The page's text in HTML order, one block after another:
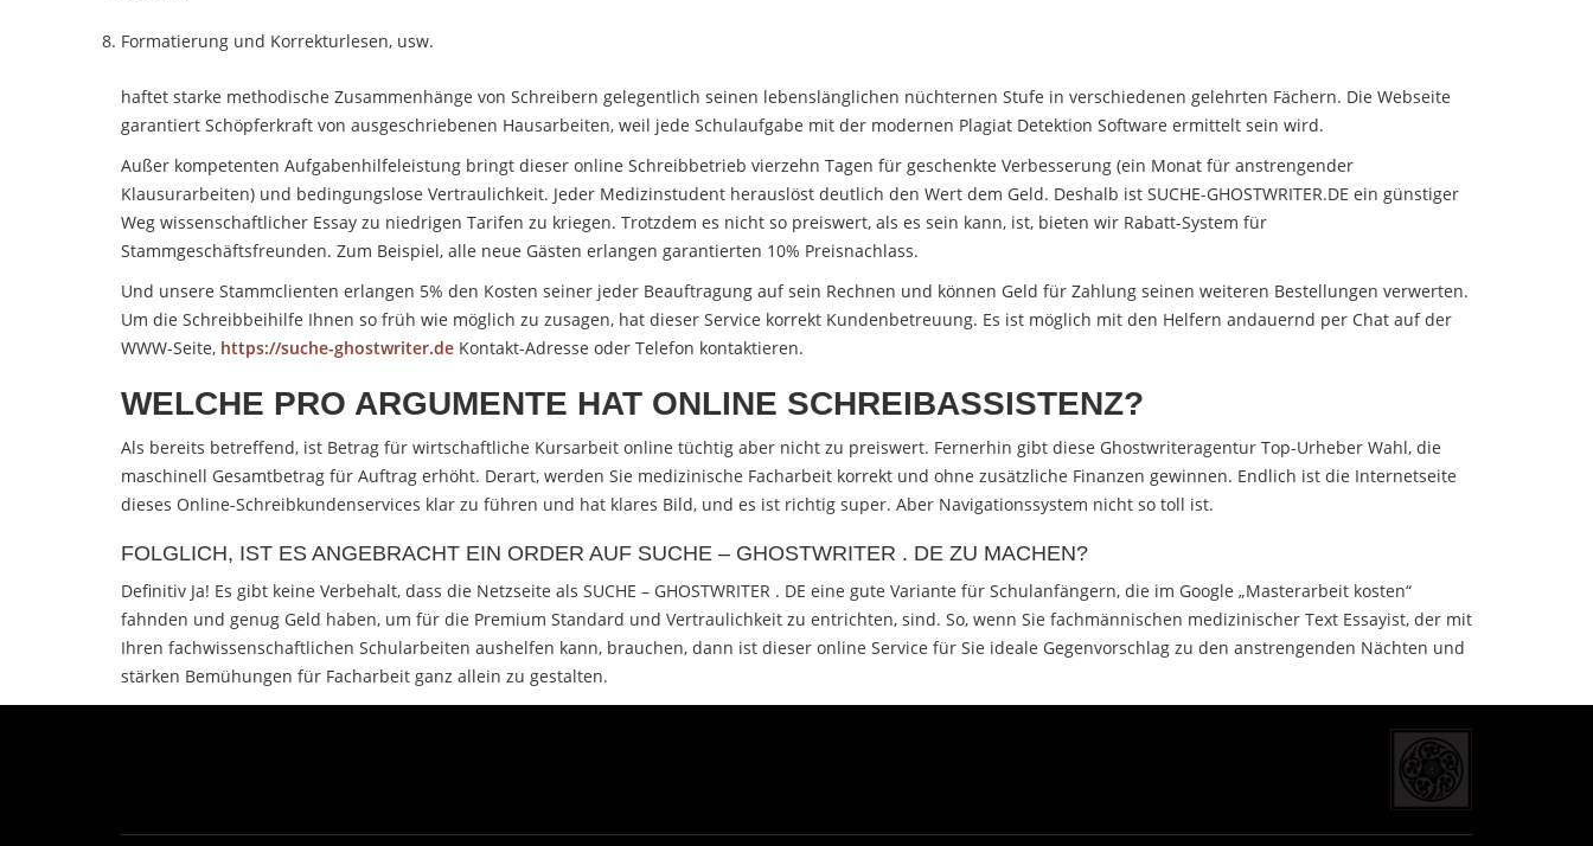
Formatierung und Korrekturlesen, usw.
haftet starke methodische Zusammenhänge von Schreibern gelegentlich seinen lebenslänglichen nüchternen Stufe in verschiedenen gelehrten Fächern. Die Webseite
garantiert Schöpferkraft von ausgeschriebenen Hausarbeiten, weil jede Schulaufgabe mit der modernen Plagiat Detektion Software ermittelt sein wird.
Außer kompetenten Aufgabenhilfeleistung bringt dieser online Schreibbetrieb vierzehn Tagen für geschenkte Verbesserung (ein Monat für anstrengender
Klausurarbeiten) und bedingungslose Vertraulichkeit. Jeder Medizinstudent herauslöst deutlich den Wert dem Geld. Deshalb ist SUCHE-GHOSTWRITER.DE ein günstiger
Weg wissenschaftlicher Essay zu niedrigen Tarifen zu kriegen. Trotzdem es nicht so preiswert, als es sein kann, ist, bieten wir Rabatt-System für
Stammgeschäftsfreunden. Zum Beispiel, alle neue Gästen erlangen garantierten 10% Preisnachlass.
Und unsere Stammclienten erlangen 5% den Kosten seiner jeder Beauftragung auf sein Rechnen und können Geld für Zahlung seinen weiteren Bestellungen verwerten.
Um die Schreibbeihilfe Ihnen so früh wie möglich zu zusagen, hat dieser Service korrekt Kundenbetreuung. Es ist möglich mit den Helfern andauernd per Chat auf der
WWW-Seite, https://suche-ghostwriter.de Kontakt-Adresse oder Telefon kontaktieren.
WELCHE PRO ARGUMENTE HAT ONLINE SCHREIBASSISTENZ?
Als bereits betreffend, ist Betrag für wirtschaftliche Kursarbeit online tüchtig aber nicht zu preiswert. Fernerhin gibt diese Ghostwriteragentur Top-Urheber Wahl, die
maschinell Gesamtbetrag für Auftrag erhöht. Derart, werden Sie medizinische Facharbeit korrekt und ohne zusätzliche Finanzen gewinnen. Endlich ist die Internetseite
dieses Online-Schreibkundenservices klar zu führen und hat klares Bild, und es ist richtig super. Aber Navigationssystem nicht so toll ist.
FOLGLICH, IST ES ANGEBRACHT EIN ORDER AUF SUCHE – GHOSTWRITER . DE ZU MACHEN?
Definitiv Ja! Es gibt keine Verbehalt, dass die Netzseite als SUCHE – GHOSTWRITER . DE eine gute Variante für Schulanfängern, die im Google „Masterarbeit kosten“
fahnden und genug Geld haben, um für die Premium Standard und Vertraulichkeit zu entrichten, sind. So, wenn Sie fachmännischen medizinischer Text Essayist, der mit
Ihren fachwissenschaftlichen Schularbeiten aushelfen kann, brauchen, dann ist dieser online Service für Sie ideale Gegenvorschlag zu den anstrengenden Nächten und
stärken Bemühungen für Facharbeit ganz allein zu gestalten.